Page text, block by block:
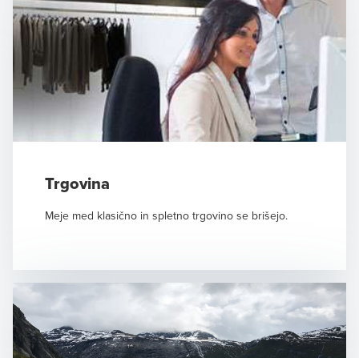
Trgovina
Meje med klasično in spletno trgovino se brišejo.